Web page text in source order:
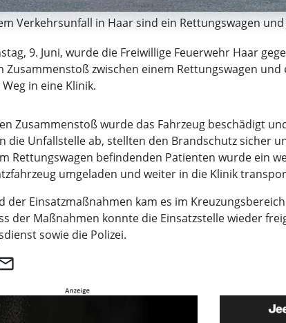
Verkehrsunfall in Haar sind ein Rettungswagen
9. Juni, wurde die Freiwillige Feuerwehr Haar
Zusammenstoß zwischen einem Rettungswagen
in eine Klinik.
Zusammenstoß wurde das Fahrzeug beschädigt
die Unfallstelle ab, stellten den Brandschutz sicher
Rettungswagen befindenden Patienten wurde ein
umgeladen und weiter in die Klinik
der Einsatzmaßnahmen kam es im
der Maßnahmen konnte die Einsatzstelle wieder
sowie die Polizei.